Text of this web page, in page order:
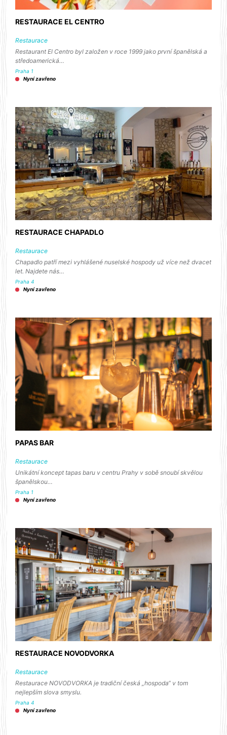
RESTAURACE EL CENTRO
Restaurace
Restaurant El Centro byl založen v roce 1999 jako první španělská a
středoamerická…
Praha 1
Nyní zavřeno
RESTAURACE CHAPADLO
Restaurace
Chapadlo patří mezi vyhlášené nuselské hospody už více než dvacet
let. Najdete nás…
Praha 4
Nyní zavřeno
PAPAS BAR
Restaurace
Unikátní koncept tapas baru v centru Prahy v sobě snoubí skvělou
španělskou…
Praha 1
Nyní zavřeno
RESTAURACE NOVODVORKA
Restaurace
Restaurace NOVODVORKA je tradiční česká „hospoda“ v tom
nejlepším slova smyslu.
Praha 4
Nyní zavřeno